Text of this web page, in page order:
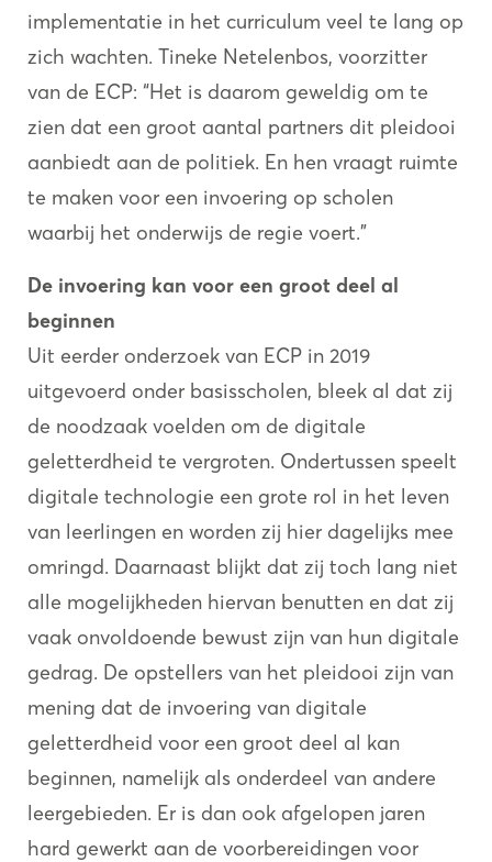
implementatie in het curriculum veel te lang op
zich wachten. Tineke Netelenbos, voorzitter
van de ECP: “Het is daarom geweldig om te
zien dat een groot aantal partners dit pleidooi
aanbiedt aan de politiek. En hen vraagt ruimte
te maken voor een invoering op scholen
waarbij het onderwijs de regie voert.”
De invoering kan voor een groot deel al
beginnen
Uit eerder onderzoek van ECP in 2019
uitgevoerd onder basisscholen, bleek al dat zij
de noodzaak voelden om de digitale
geletterdheid te vergroten. Ondertussen speelt
digitale technologie een grote rol in het leven
van leerlingen en worden zij hier dagelijks mee
omringd. Daarnaast blijkt dat zij toch lang niet
alle mogelijkheden hiervan benutten en dat zij
vaak onvoldoende bewust zijn van hun digitale
gedrag. De opstellers van het pleidooi zijn van
mening dat de invoering van digitale
geletterdheid voor een groot deel al kan
beginnen, namelijk als onderdeel van andere
leergebieden. Er is dan ook afgelopen jaren
hard gewerkt aan de voorbereidingen voor